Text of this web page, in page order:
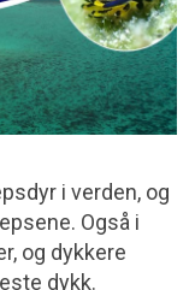
i verden, og
Også i
og dykkere
dykk.